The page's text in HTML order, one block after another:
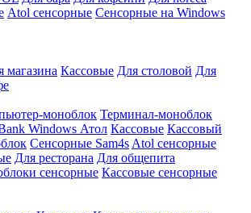
Atol сенсорные Сенсорные на Windows
магазина Кассовые Для столовой Для
моноблок Терминал-моноблок
Windows Атол Кассовые Кассовый
Сенсорные Sam4s Atol сенсорные
Для ресторана Для общепита
сенсорные Кассовые сенсорные